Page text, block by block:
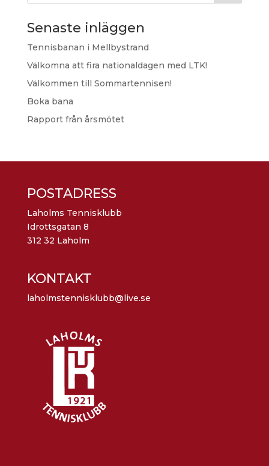
Senaste inläggen
Tennisbanan i Mellbystrand
Välkomna att fira nationaldagen med LTK!
Välkommen till Sommartennisen!
Boka bana
Rapport från årsmötet
POSTADRESS
Laholms Tennisklubb
Idrottsgatan 8
312 32 Laholm
KONTAKT
laholmstennisklubb@live.se